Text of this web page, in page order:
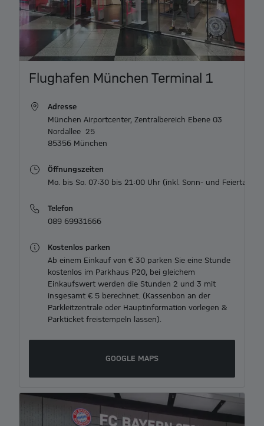
Flughafen München Terminal 1
Adresse
München Airportcenter, Zentralbereich Ebene 03
Nordallee  25
85356 München
Öffnungszeiten
Telefon
089 69931666
Kostenlos parken
Ab einem Einkauf von € 30 parken Sie eine Stunde
kostenlos im Parkhaus P20, bei gleichem
Einkaufswert werden die Stunden 2 und 3 mit
insgesamt € 5 berechnet. (Kassenbon an der
Parkleitzentrale oder Hauptinformation vorlegen &
Parkticket freistempeln lassen).
GOOGLE MAPS